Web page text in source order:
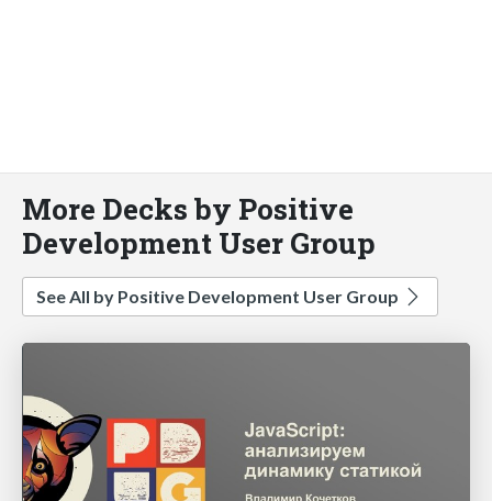
More Decks by Positive
Development User Group
See All by Positive Development User Group